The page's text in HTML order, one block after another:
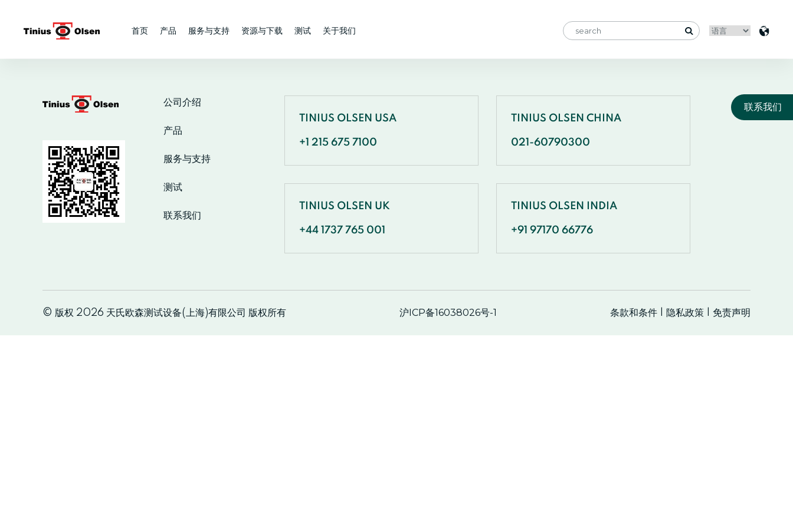
首页 产品 服务与支持 资源与下载 测试 关于我们
公司介绍
产品
服务与支持
测试
联系我们
TINIUS OLSEN USA
+1 215 675 7100
TINIUS OLSEN UK
+44 1737 765 001
TINIUS OLSEN CHINA
021-60790300
TINIUS OLSEN INDIA
+91 97170 66776
© 版权 2026 天氏欧森测试设备(上海)有限公司 版权所有 沪ICP备16038026号-1 条款和条件 隐私政策 免责声明
联系我们